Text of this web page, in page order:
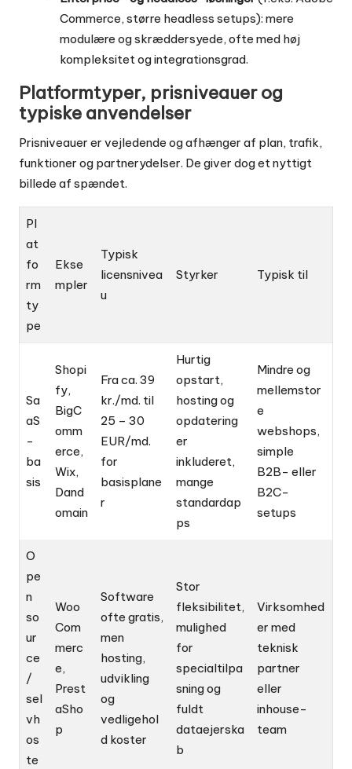
Commerce, større headless setups): mere
modulære og skræddersyede, ofte med høj
kompleksitet og integrationsgrad.
Platformtyper, prisniveauer og
typiske anvendelser
Prisniveauer er vejledende og afhænger af plan, trafik,
funktioner og partnerydelser. De giver dog et nyttigt
billede af spændet.
Pl
at
fo
rm
ty
pe
Ekse
mpler
Typisk
licensnivea
u
Styrker Typisk til
Sa
aS
-
ba
sis
Shopi
fy,
BigC
omm
erce,
Wix,
Dand
omain
Fra ca. 39
kr./md. til
25 – 30
EUR/md.
for
basisplane
r
Hurtig
opstart,
hosting og
opdatering
er
inkluderet,
mange
standardap
ps
Mindre og
mellemstor
e
webshops,
simple
B2B- eller
B2C-
setups
O
pe
n
so
ur
ce
/
sel
vh
os
te
Woo
Com
merc
e,
Prest
aSho
p
Software
ofte gratis,
men
hosting,
udvikling
og
vedligehol
d koster
Stor
fleksibilitet,
mulighed
for
specialtilpa
sning og
fuldt
dataejerska
b
Virksomhed
er med
teknisk
partner
eller
inhouse-
team